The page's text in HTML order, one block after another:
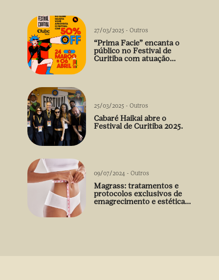
27/03/2025 - Outros
“Prima Facie” encanta o
público no Festival de
Curitiba com atuação
25/03/2025 - Outros
Cabaré Haikai abre o
Festival de Curitiba 2025.
09/07/2024 - Outros
Magrass: tratamentos e
protocolos exclusivos de
emagrecimento e estética